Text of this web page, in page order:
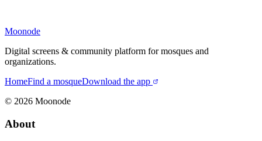
Moonode
Digital screens & community platform for mosques and
organizations.
HomeFind a mosqueDownload the app
© 2026 Moonode
About